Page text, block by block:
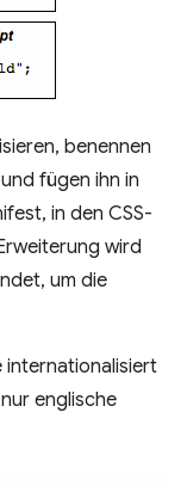
benennen
fügen ihn in
in den CSS-
wird
um die
internationalisiert
englische